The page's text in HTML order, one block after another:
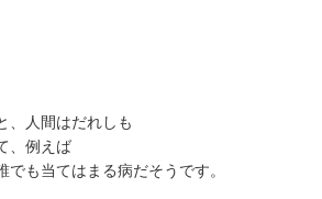
、人間はだれしも
、例えば
でも当てはまる病だそうです。